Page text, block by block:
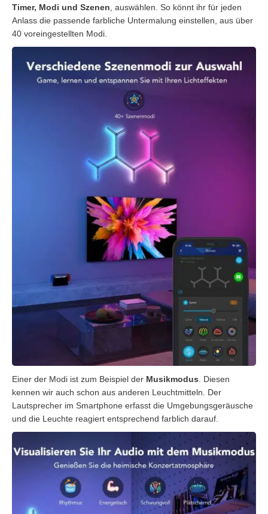
Timer, Modi und Szenen , auswählen. So könnt ihr für jeden
Anlass die passende farbliche Untermalung einstellen, aus über
40 voreingestellten Modi.
Einer der Modi ist zum Beispiel der Musikmodus. Diesen
kennen wir auch schon aus anderen Leuchtmitteln. Der
Lautsprecher im Smartphone erfasst die Umgebungsgeräusche
und die Leuchte reagiert entsprechend farblich darauf.